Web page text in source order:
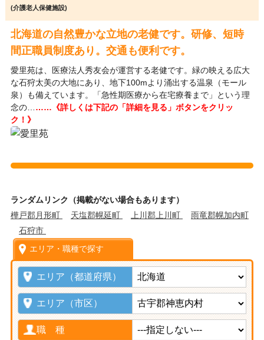
(介護老人保健施設)
北海道の自然豊かな立地の老健です。研修、短時
間正職員制度あり。交通も便利です。
愛里苑は、医療法人秀友会が運営する老健です。緑の映える広大
な石狩太美の大地にあり、地下100mより涌出する温泉（モール
泉）も備えています。「急性期医療から在宅療養まで」という理
念の… ……《詳しくは下記の「詳細を見る」ボタンをクリッ
ク！》
ランダムリンク（掲載がない場合もあります）
樺戸郡月形町
天塩郡幌延町 上川郡上川町
雨竜郡幌加内町
石狩市
エリア・職種で探す
エリア（都道府県）
エリア（市区）
職 種